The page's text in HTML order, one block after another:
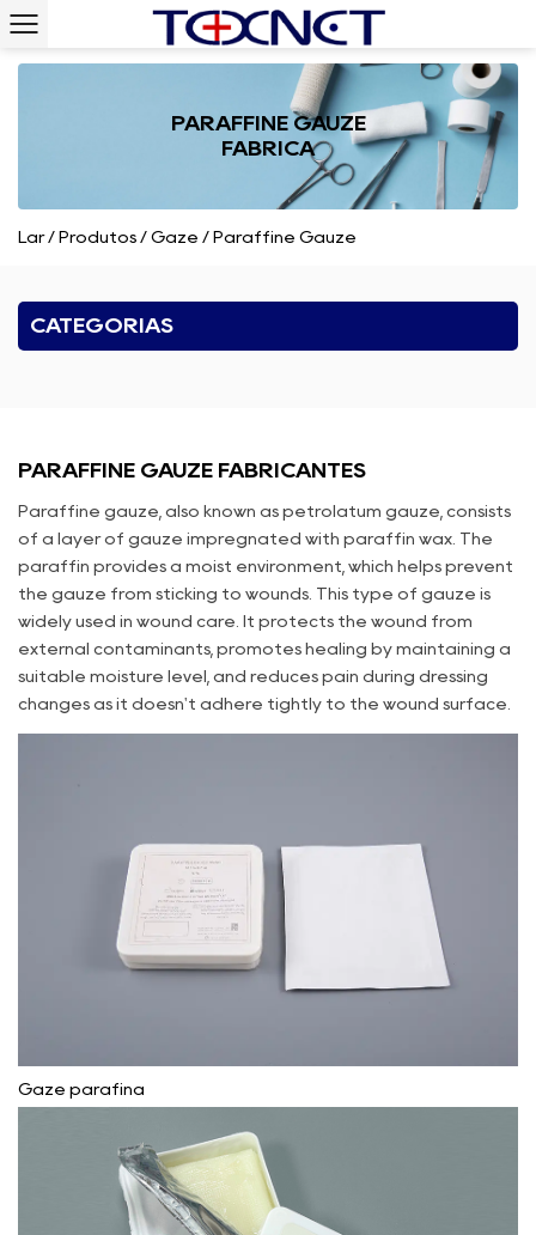
PARAFFINE GAUZE
FÁBRICA
Lar/ Produtos / Gaze / Paraffine Gauze
CATEGORIAS
PARAFFINE GAUZE FABRICANTES
Paraffine gauze, also known as petrolatum gauze, consists
of a layer of gauze impregnated with paraffin wax. The
paraffin provides a moist environment, which helps prevent
the gauze from sticking to wounds. This type of gauze is
widely used in wound care. It protects the wound from
external contaminants, promotes healing by maintaining a
suitable moisture level, and reduces pain during dressing
changes as it doesn't adhere tightly to the wound surface.
Gaze parafina